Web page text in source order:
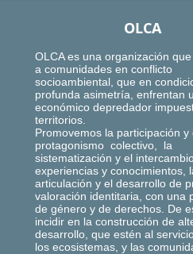
OLCA
OLCA es una organización
a comunidades en conflicto
socioambiental, que en
profunda asimetría, enfrentan
económico depredador
territorios.
Promovemos la participación y
protagonismo colectivo, la
sistematización y el
experiencias y conocimientos,
articulación y el desarrollo de
valoración identitaria, con una
de género y de derechos. De
incidir en la construcción de
desarrollo, que estén al
los ecosistemas, y las